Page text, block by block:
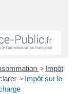
> Impôt
> Impôt sur le